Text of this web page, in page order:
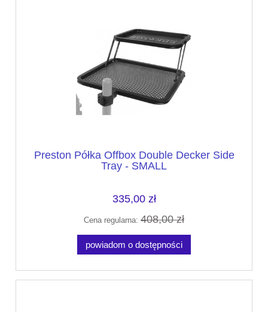
Preston Półka Offbox Double Decker Side
Tray - SMALL
335,00 zł
Cena regularna: 408,00 zł
powiadom o dostępności